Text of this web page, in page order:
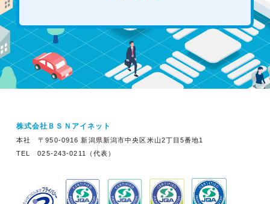
株式会社ＢＳＮアイネット
本社 〒950-0916 新潟県新潟市中央区米山2丁目5番地1
TEL 025-243-0211（代表）